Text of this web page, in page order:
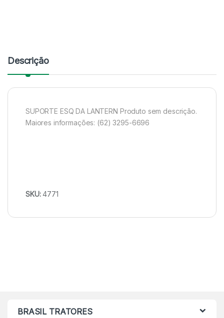
Descrição
SUPORTE ESQ DA LANTERN Produto sem descrição.
Maiores informações: (62) 3295-6696
SKU:4771
BRASIL TRATORES